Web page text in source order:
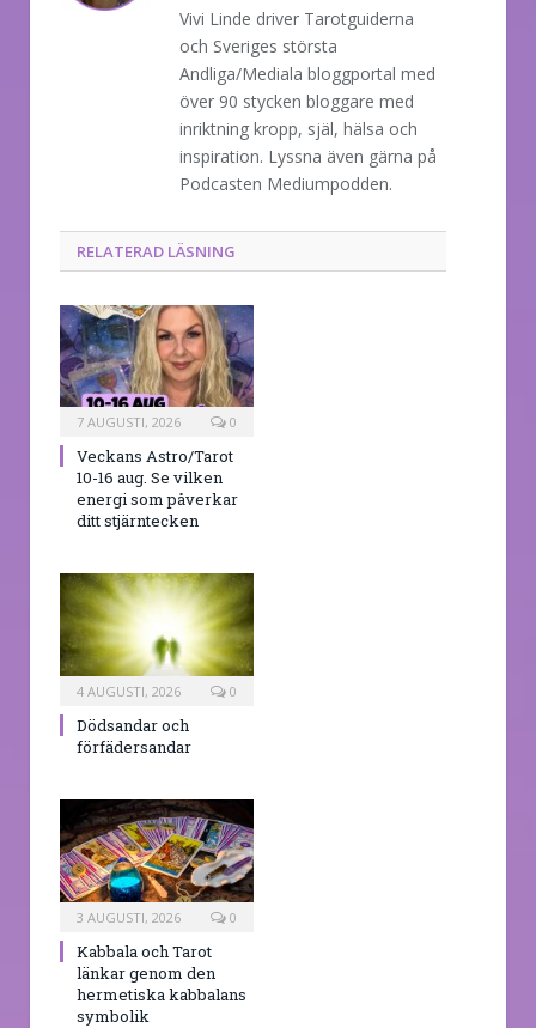
Vivi Linde driver Tarotguiderna
och Sveriges största
Andliga/Mediala bloggportal med
över 90 stycken bloggare med
inriktning kropp, själ, hälsa och
inspiration. Lyssna även gärna på
Podcasten Mediumpodden.
RELATERAD LÄSNING
7 AUGUSTI, 2026 0
Veckans Astro/Tarot
10-16 aug. Se vilken
energi som påverkar
ditt stjärntecken
4 AUGUSTI, 2026 0
Dödsandar och
förfädersandar
3 AUGUSTI, 2026 0
Kabbala och Tarot
länkar genom den
hermetiska kabbalans
symbolik